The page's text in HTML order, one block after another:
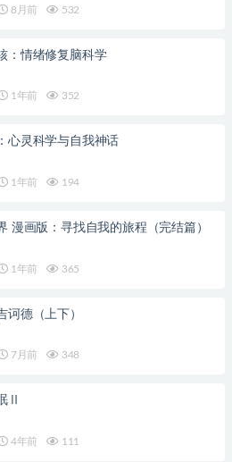
8月前 532
：情绪修复脑科学
1年前 352
心灵科学与自我神话
1年前 194
漫画版：寻找自我的旅程（完结篇）
1年前 365
诃德（上下）
7月前 348
Ⅱ
4年前 111